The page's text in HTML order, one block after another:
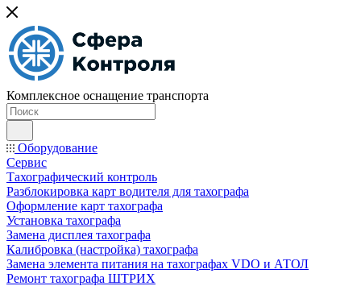
Комплексное оснащение транспорта
Оборудование
Сервис
Тахографический контроль
Разблокировка карт водителя для тахографа
Оформление карт тахографа
Установка тахографа
Замена дисплея тахографа
Калибровка (настройка) тахографа
Замена элемента питания на тахографах VDO и АТОЛ
Ремонт тахографа ШТРИХ